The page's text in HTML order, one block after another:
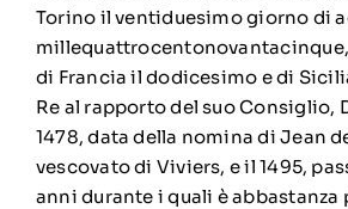
Torino il ventiduesimo giorno di
di Francia il dodicesimo e di
Re al rapporto del suo Consiglio,
1478, data della nomina di Jean
vescovato di Viviers, e il 1495,
anni durante i quali è abbastanza